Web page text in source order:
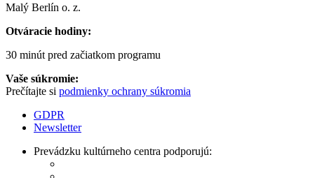
Malý Berlín o. z.
Otváracie hodiny:
30 minút pred začiatkom programu
Vaše súkromie:
Prečítajte si podmienky ochrany súkromia
GDPR
Newsletter
Prevádzku kultúrneho centra podporujú: